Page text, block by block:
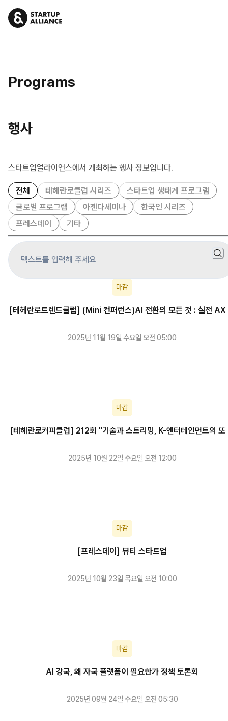
Programs
행사
스타트업얼라이언스에서 개최하는 행사 정보입니다.
전체 테헤란로클럽 시리즈
스타트업 생태계 프로그램
글로벌 프로그램
아젠다세미나
한국인 시리즈
프레스데이
기타
마감
[테헤란로트렌드클럽] (Mini 컨퍼런스)AI 전환의 모든 것 : 실전 AX
2025년 11월 19일 수요일 오전 05:00
마감
[테헤란로커피클럽] 212회 "기술과 스트리밍, K-엔터테인먼트의 또
2025년 10월 22일 수요일 오전 12:00
마감
[프레스데이] 뷰티 스타트업
2025년 10월 23일 목요일 오전 10:00
마감
AI 강국, 왜 자국 플랫폼이 필요한가 정책 토론회
2025년 09월 24일 수요일 오전 05:30